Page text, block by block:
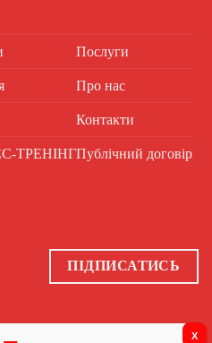
ТРЕНІНГ
Послуги
Про нас
Контакти
Публічний договір
ПІДПИСАТИСЬ